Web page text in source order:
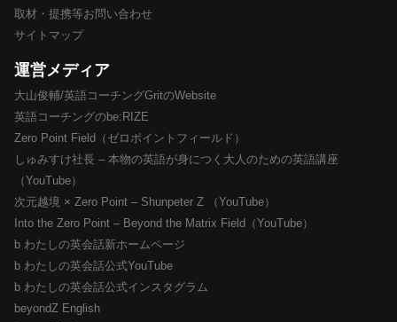
取材・提携等お問い合わせ
サイトマップ
運営メディア
大山俊輔/英語コーチングGritのWebsite
英語コーチングのbe:RIZE
Zero Point Field（ゼロポイントフィールド）
しゅみすけ社長 – 本物の英語が身につく大人のための英語講座
（YouTube）
次元越境 × Zero Point – Shunpeter Z （YouTube）
Into the Zero Point – Beyond the Matrix Field（YouTube）
b わたしの英会話新ホームページ
b わたしの英会話公式YouTube
b わたしの英会話公式インスタグラム
beyondZ English